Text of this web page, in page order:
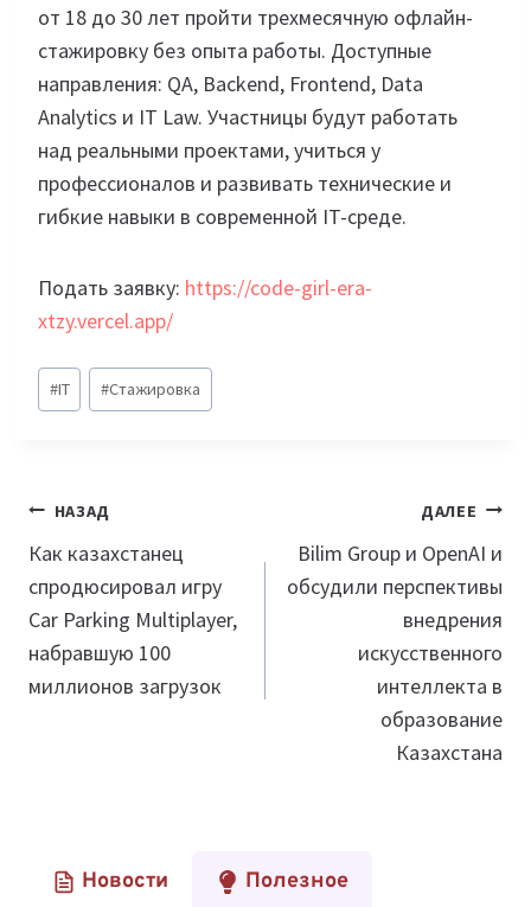
от 18 до 30 лет пройти трехмесячную офлайн-
стажировку без опыта работы. Доступные
направления: QA, Backend, Frontend, Data
Analytics и IT Law. Участницы будут работать
над реальными проектами, учиться у
профессионалов и развивать технические и
гибкие навыки в современной IT-среде.
Подать заявку: https://code-girl-era-
xtzy.vercel.app/
Метки
записи:
#IT #Стажировка
Навигация
по
записям
НАЗАД
Как казахстанец
спродюсировал игру
Car Parking Multiplayer,
набравшую 100
миллионов загрузок
ДАЛЕЕ
Bilim Group и OpenAI и
обсудили перспективы
внедрения
искусственного
интеллекта в
образование
Казахстана
Новости Полезное